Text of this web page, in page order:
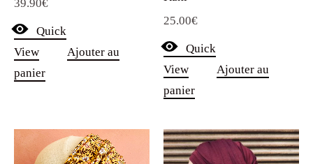
39.90€
Quick
View
Ajouter au
panier
25.00€
Quick
View
Ajouter au
panier